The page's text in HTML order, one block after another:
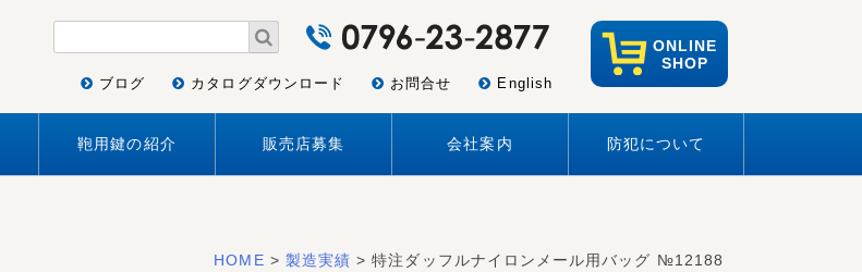
ブログ カタログダウンロード お問合せ English
ONLINE
SHOP
鞄用鍵の紹介 販売店募集 会社案内 防犯について
HOME > 製造実績 > 特注ダッフルナイロンメール用バッグ №12188